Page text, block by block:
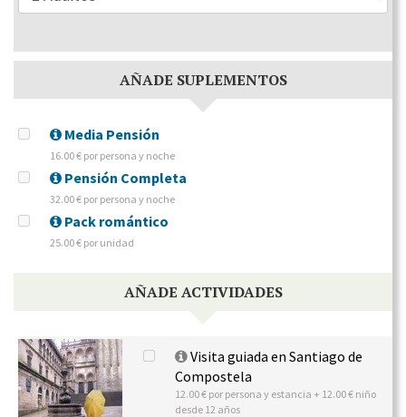
AÑADE SUPLEMENTOS
Media Pensión
16.00 € por persona y noche
Pensión Completa
32.00 € por persona y noche
Pack romántico
25.00 € por unidad
AÑADE ACTIVIDADES
Visita guiada en Santiago de
Compostela
12.00 € por persona y estancia + 12.00 € niño
desde 12 años